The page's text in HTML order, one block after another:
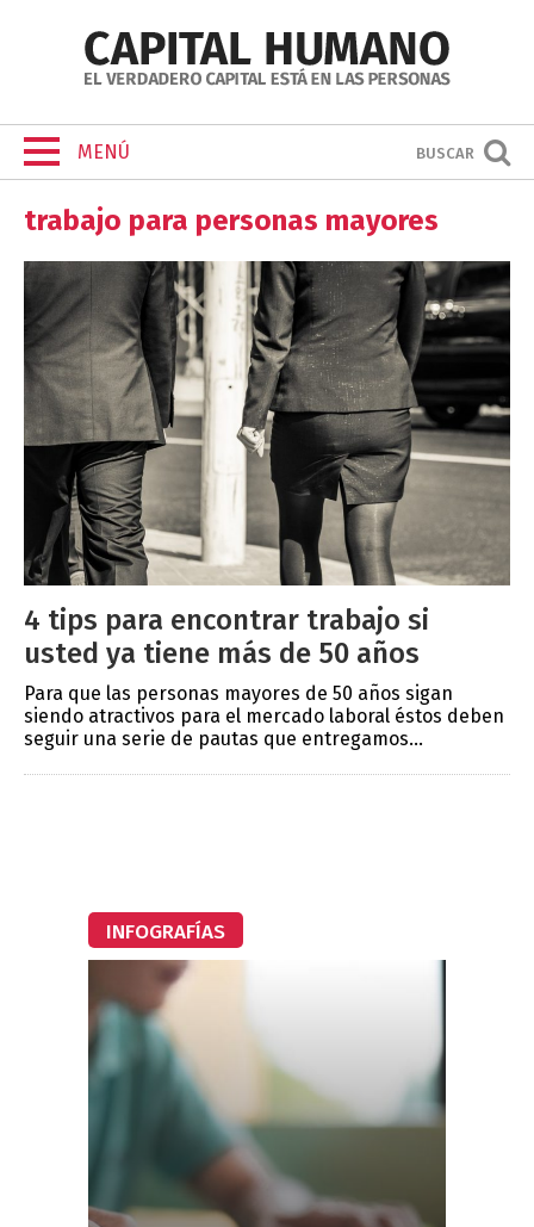
MENÚ BUSCAR
trabajo para personas mayores
4 tips para encontrar trabajo si
usted ya tiene más de 50 años
Para que las personas mayores de 50 años sigan
siendo atractivos para el mercado laboral éstos deben
seguir una serie de pautas que entregamos...
INFOGRAFÍAS